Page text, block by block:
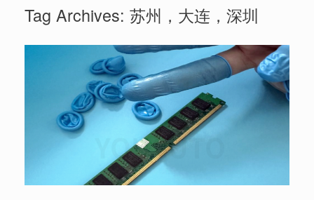
Tag Archives: 苏州，大连，深圳